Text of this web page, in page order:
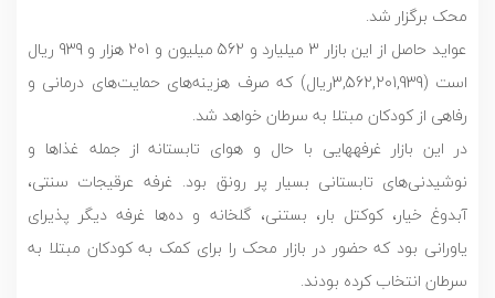
محک برگزار شد.
عواید حاصل از این بازار 3 میلیارد و 562 میلیون و 201 هزار و 939 ریال
است (3,562,201,939ریال) که صرف هزینه‌های حمایت‌های درمانی و
رفاهی از کودکان مبتلا به سرطان خواهد شد.
در این بازار غرفه‎هایی با حال و هوای تابستانه از جمله غذاها و
نوشیدنی‌های تابستانی بسیار پر رونق بود. غرفه عرقیجات سنتی،
آبدوغ خیار، کوکتل بار، بستنی، گلخانه و ده‌ها غرفه دیگر پذیرای
یاورانی بود که حضور در بازار محک را برای کمک به کودکان مبتلا به
سرطان انتخاب کرده بودند.